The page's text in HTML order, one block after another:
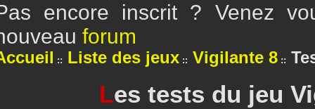
encore inscrit ? Venez
forum
Liste des jeux Vigilante 8
Les tests du jeu